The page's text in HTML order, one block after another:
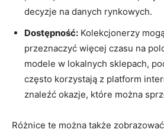
decyzje na danych rynkowych.
Dostępność: Kolekcjonerzy
przeznaczyć więcej czasu na
modele w lokalnych sklepach,
często korzystają z platform
znaleźć okazje, które można
Różnice te można także